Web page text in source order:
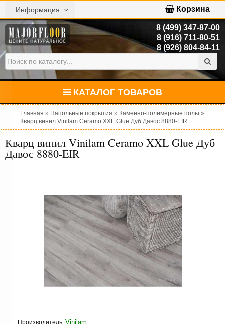
Информация Корзина
8 (499) 347-87-00
8 (916) 711-80-51
8 (926) 804-84-11
КАТАЛОГ ТОВАРОВ
Главная » Напольные покрытия » Каменно-полимерные полы »
Кварц винил Vinilam Ceramo XXL Glue Дуб Давос 8880-EIR
Кварц винил Vinilam Ceramo XXL Glue Дуб
Давос 8880-EIR
Производитель: Vinilam